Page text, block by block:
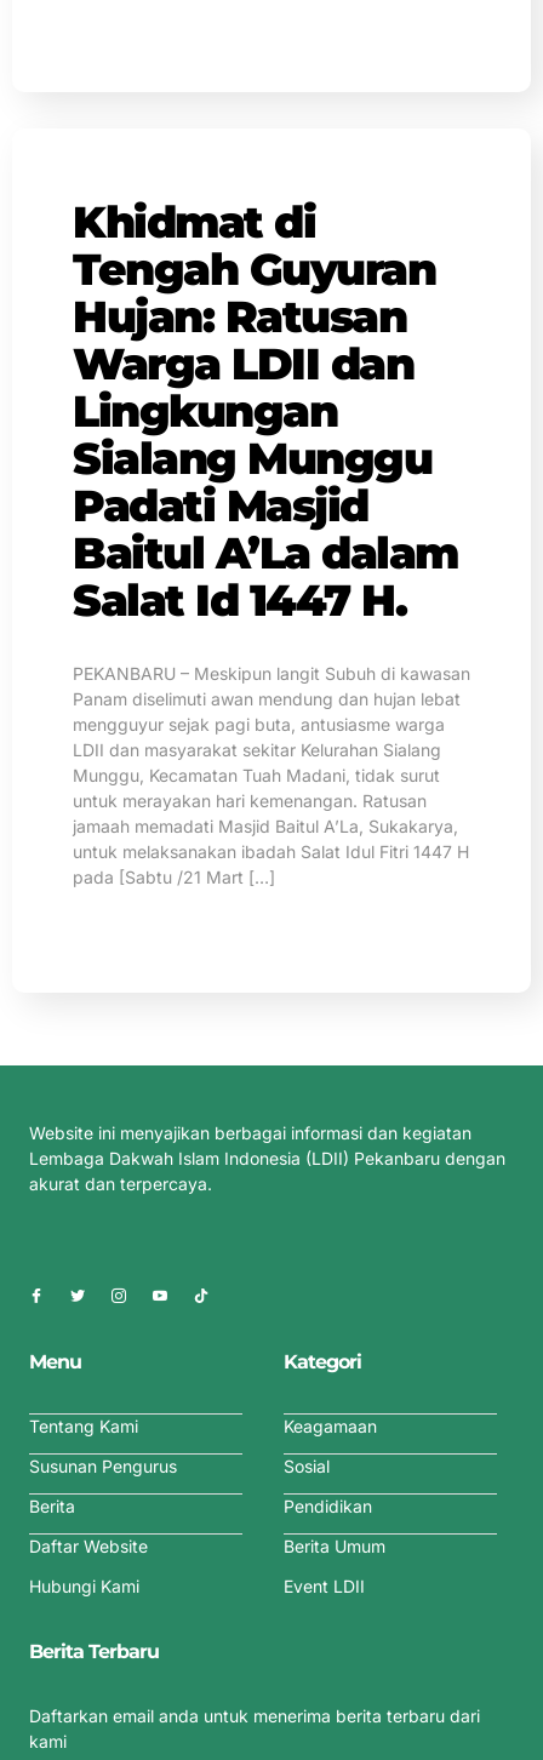
Khidmat di
Tengah Guyuran
Hujan: Ratusan
Warga LDII dan
Lingkungan
Sialang Munggu
Padati Masjid
Baitul A’La dalam
Salat Id 1447 H.
PEKANBARU – Meskipun langit Subuh di kawasan
Panam diselimuti awan mendung dan hujan lebat
mengguyur sejak pagi buta, antusiasme warga
LDII dan masyarakat sekitar Kelurahan Sialang
Munggu, Kecamatan Tuah Madani, tidak surut
untuk merayakan hari kemenangan. Ratusan
jamaah memadati Masjid Baitul A’La, Sukakarya,
untuk melaksanakan ibadah Salat Idul Fitri 1447 H
pada [Sabtu /21 Mart […]
Website ini menyajikan berbagai informasi dan kegiatan
Lembaga Dakwah Islam Indonesia (LDII) Pekanbaru dengan
akurat dan terpercaya.
Menu
Tentang Kami
Susunan Pengurus
Berita
Daftar Website
Hubungi Kami
Kategori
Keagamaan
Sosial
Pendidikan
Berita Umum
Event LDII
Berita Terbaru
Daftarkan email anda untuk menerima berita terbaru dari
kami